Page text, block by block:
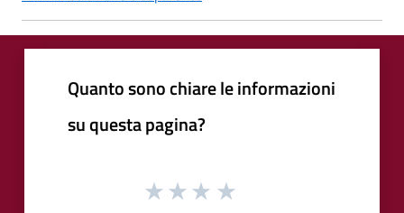
Quanto sono chiare le informazioni
su questa pagina?